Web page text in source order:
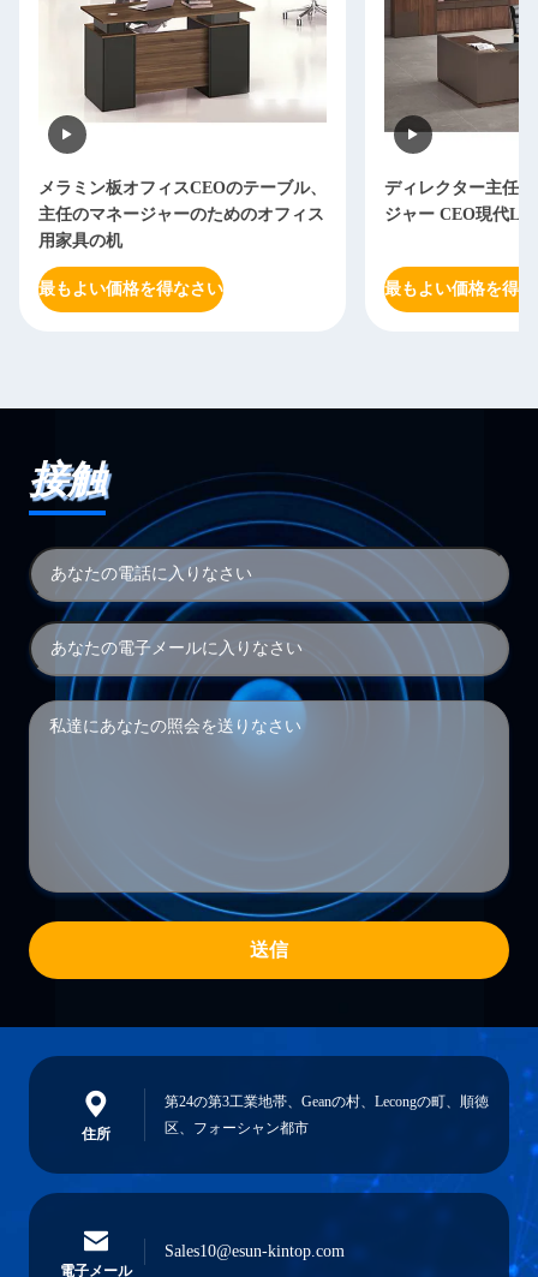
メラミン板オフィスCEOのテーブル、
主任のマネージャーのためのオフィス
用家具の机
最もよい価格を得なさい
ディレクター主任
ジャー CEO現代L
最もよい価格を得
接触
送信
住所
第24の第3工業地帯、Geanの村、Lecongの町、順徳
区、フォーシャン都市
電子メール
Sales10@esun-kintop.com